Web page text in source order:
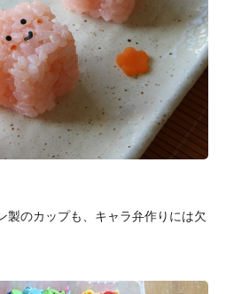
製のカップも、キャラ弁作りには欠